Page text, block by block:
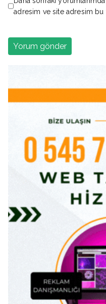
adresim ve site adresim bu